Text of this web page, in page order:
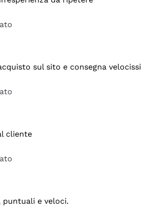
sul sito e consegna
cliente
puntuali e veloci.